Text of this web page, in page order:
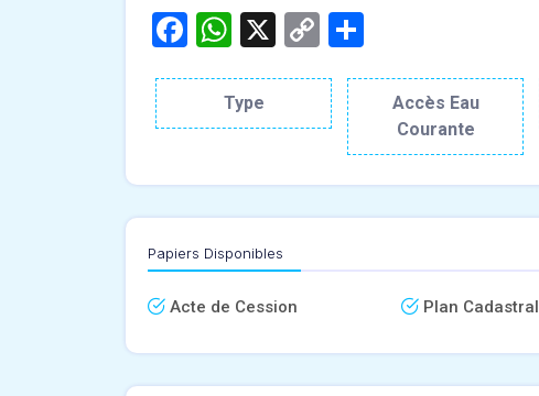
Facebook
WhatsApp
X
Copy
Type
Accès Eau
Courante
Papiers Disponibles
Acte de Cession Plan Cadastral